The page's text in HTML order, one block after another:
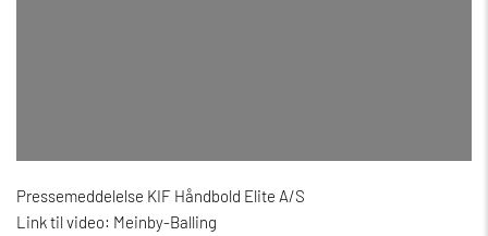
Pressemeddelelse KIF Håndbold Elite A/S
Link til video: Meinby-Balling